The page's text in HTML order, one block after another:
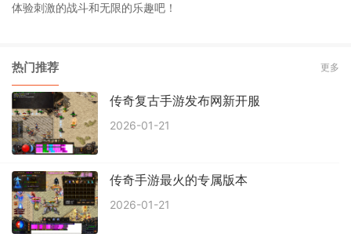
体验刺激的战斗和无限的乐趣吧！
热门推荐 更多
传奇复古手游发布网新开服
2026-01-21
传奇手游最火的专属版本
2026-01-21